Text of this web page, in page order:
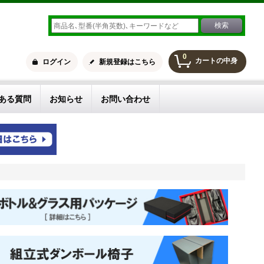
0 カートの中身
ログイン 新規登録はこちら
る質問 お知らせ お問い合わせ